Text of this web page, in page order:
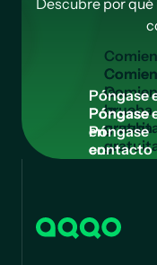
Descubre por
Comien
la
prueba
Póngase
Póngase
en
contacto